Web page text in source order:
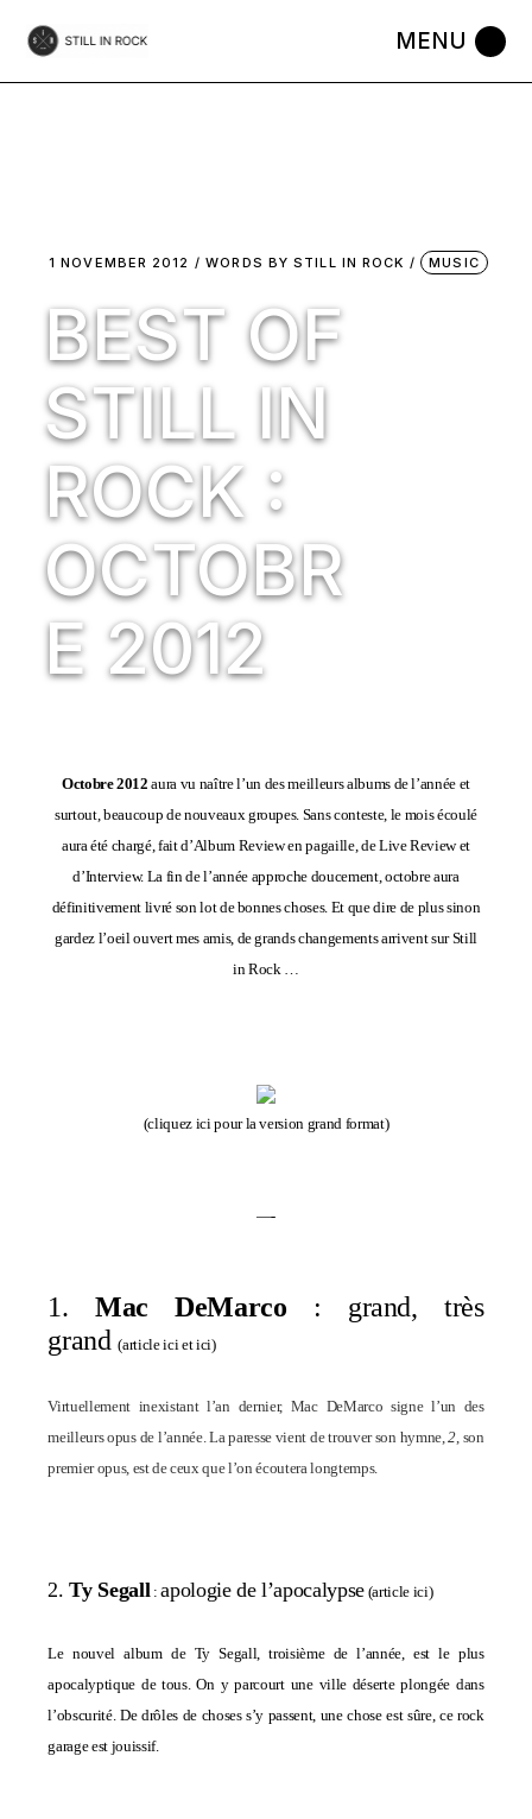
the
1 NOVEMBER 2012 WORDS BYSTILL IN ROCK MUSIC
BEST OF
STILL IN
ROCK :
OCTOBR
E 2012
Octobre 2012 aura vu naître l’un des meilleurs albums de l’année et
surtout, beaucoup de nouveaux groupes. Sans conteste, le mois écoulé
aura été chargé, fait d’Album Review en pagaille, de Live Review et
d’Interview. La fin de l’année approche doucement, octobre aura
définitivement livré son lot de bonnes choses. Et que dire de plus sinon
gardez l’oeil ouvert mes amis, de grands changements arrivent sur Still
in Rock …
(cliquez ici pour la version grand format)
—-
1. Mac DeMarco : grand, très
grand (article icietici)
Virtuellement inexistant l’an dernier, Mac DeMarco signe l’un des
meilleurs opus de l’année. La paresse vient de trouver son hymne,2, son
premier opus, est de ceux que l’on écoutera longtemps.
2. Ty Segall:apologie de l’apocalypse (article ici)
Le nouvel album de Ty Segall, troisième de l’année, est le plus
apocalyptique de tous. On y parcourt une ville déserte plongée dans
l’obscurité. De drôles de choses s’y passent, une chose est sûre, ce rock
garage est jouissif.